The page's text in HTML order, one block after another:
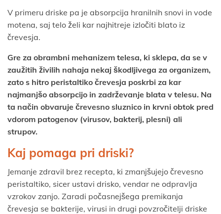
V primeru driske pa je absorpcija hranilnih snovi in vode
motena, saj telo želi kar najhitreje izločiti blato iz
črevesja.
Gre za obrambni mehanizem telesa, ki sklepa, da se v
zaužitih živilih nahaja nekaj škodljivega za organizem,
zato s hitro peristaltiko črevesja poskrbi za kar
najmanjšo absorpcijo in zadrževanje blata v telesu. Na
ta način obvaruje črevesno sluznico in krvni obtok pred
vdorom patogenov (virusov, bakterij, plesni) ali
strupov.
Kaj pomaga pri driski?
Jemanje zdravil brez recepta, ki zmanjšujejo črevesno
peristaltiko, sicer ustavi drisko, vendar ne odpravlja
vzrokov zanjo. Zaradi počasnejšega premikanja
črevesja se bakterije, virusi in drugi povzročitelji driske